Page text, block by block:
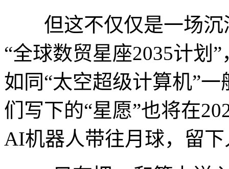
但这不仅仅是一场沉
“全球数贸星座2035计划
如同“太空超级计算机”
们写下的“星愿”也将在
AI机器人带往月球，留